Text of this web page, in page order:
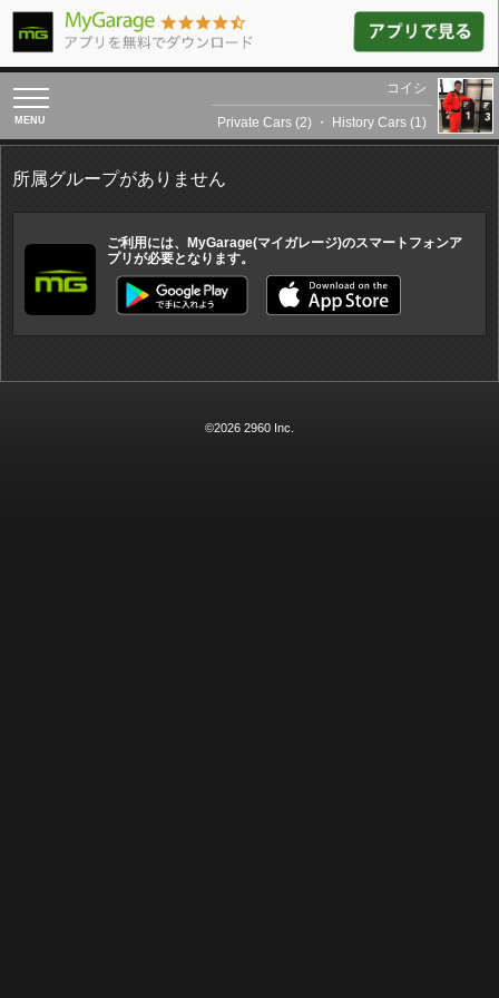
toggle
navigation
コイシ
Private Cars (2) ・ History Cars (1)
所属グループがありません
ご利用には、MyGarage(マイガレージ)のスマートフォンア
プリが必要となります。
©2026 2960 Inc.